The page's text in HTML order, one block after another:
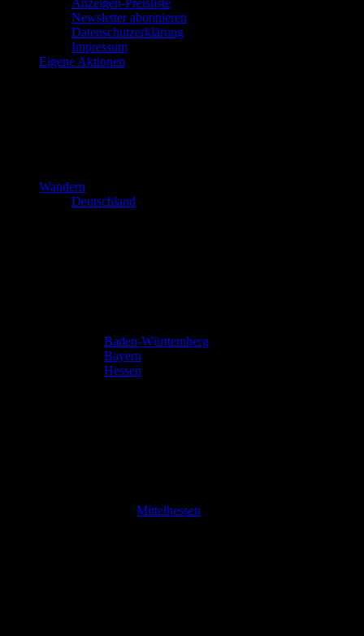
Anzeigen-Preisliste
Newsletter abonnieren
Datenschutzerklärung
Impressum
Eigene Aktionen
Wandern
Deutschland
Baden-Württemberg
Bayern
Hessen
Mittelhessen